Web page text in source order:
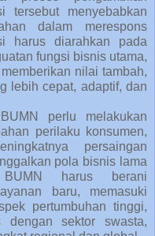
tersebut menyebabkan
dalam merespons
harus diarahkan pada
fungsi bisnis utama,
nilai tambah,
lebih cepat, adaptif, dan
perlu melakukan
perilaku konsumen,
persaingan
pola bisnis lama
harus berani
baru, memasuki
pertumbuhan tinggi,
dengan sektor swasta,